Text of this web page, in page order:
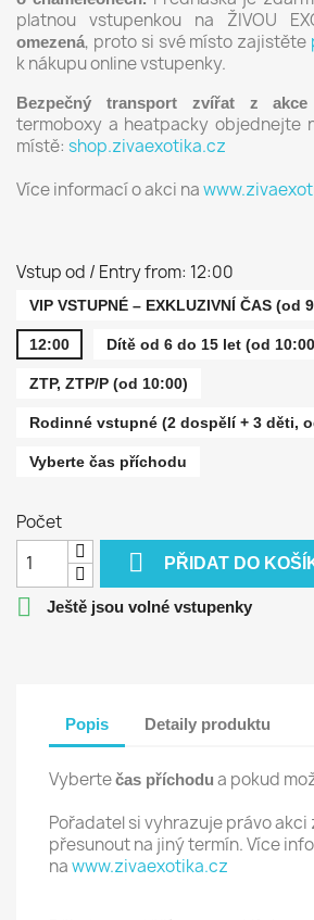
platnou vstupenkou na ŽIVOU
omezená, proto si své místo zajistěte
k nákupu online vstupenky.
Bezpečný transport zvířat z akce
termoboxy a heatpacky objednejte
místě: shop.zivaexotika.cz
Více informací o akci na
Vstup od / Entry from: 12:00
VIP VSTUPNÉ – EXKLUZIVNÍ ČAS (od
12:00 Dítě od 6 do 15 let (od
ZTP, ZTP/P (od 10:00)
Rodinné vstupné (2 dospělí + 3 děti,
Vyberte čas příchodu
Počet
 PŘIDAT DO
 Ještě jsou volné vstupenky
Popis Detaily produktu
Vybertečas příchodu a pokud
Pořadatel si vyhrazuje právo
přesunout na jiný termín. Více
nawww.zivaexotika.cz